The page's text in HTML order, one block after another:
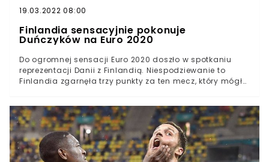
podjęły natychmiastową reanimację.
19.03.2022 08:00
Finlandia sensacyjnie pokonuje
Duńczyków na Euro 2020
Do ogromnej sensacji Euro 2020 doszło w spotkaniu
reprezentacji Danii z Finlandią. Niespodziewanie to
Finlandia zgarnęła trzy punkty za ten mecz, który mógł
pomocnik stał za tym, że obie ekipy ponownie pojawiły
się na murawie stadionu w Kopenhadze. Finlandia
pokonała Danię 1:0Mecz został wznowiony po zdarzeniu
z udziałem Christiana EriksenaTo właśnie pomocnik
optował za tym, aby spotkanie toczyło się dalejWielkimi